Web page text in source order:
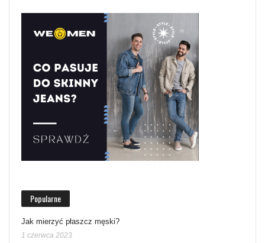
Popularne
Jak mierzyć płaszcz męski?
1 czerwca 2023